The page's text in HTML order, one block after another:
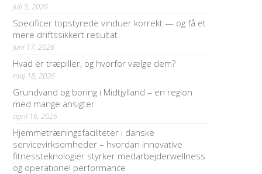
juli 5, 2026
Specificer topstyrede vinduer korrekt — og få et
mere driftssikkert resultat
juni 17, 2026
Hvad er træpiller, og hvorfor vælge dem?
maj 18, 2026
Grundvand og boring i Midtjylland – en region
med mange ansigter
april 16, 2026
Hjemmetræningsfaciliteter i danske
servicevirksomheder – hvordan innovative
fitnessteknologier styrker medarbejderwellness
og operationel performance